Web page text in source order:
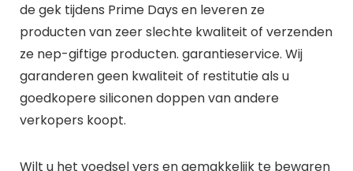
de gek tijdens Prime Days en leveren ze
producten van zeer slechte kwaliteit of verzenden
ze nep-giftige producten. garantieservice. Wij
garanderen geen kwaliteit of restitutie als u
goedkopere siliconen doppen van andere
verkopers koopt.
Wilt u het voedsel vers en gemakkelijk te bewaren